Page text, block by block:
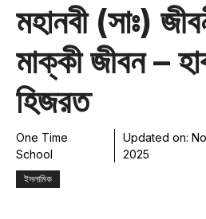
মহানবী (সাঃ)
মাক্কী জীবন –
হিজরত
One Time
School
Updated on:
2025
ইসলামিক